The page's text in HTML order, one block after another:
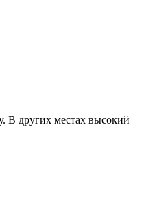
В других местах высокий